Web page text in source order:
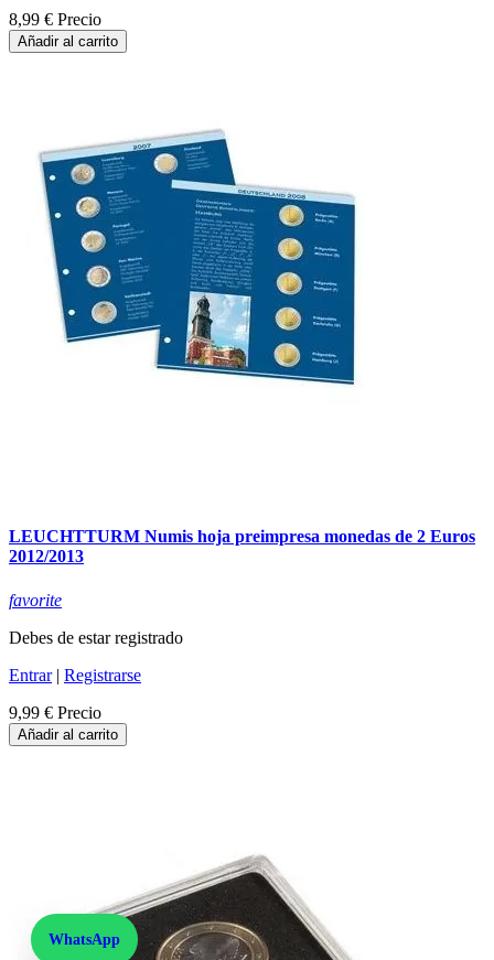
8,99 € Precio
Añadir al carrito
LEUCHTTURM Numis hoja preimpresa monedas de 2 Euros
2012/2013
favorite
Debes de estar registrado
Entrar| Registrarse
9,99 € Precio
Añadir al carrito
WhatsApp